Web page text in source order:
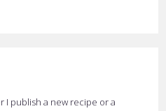
I publish a new recipe or a